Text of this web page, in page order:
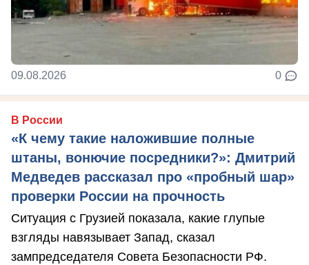
09.08.2026 0
В России
«К чему такие наложившие полные
штаны, вонючие посредники?»: Дмитрий
Медведев рассказал про «пробный шар»
проверки России на прочность
Ситуация с Грузией показала, какие глупые
взгляды навязывает Запад, сказал
зампредседателя Совета Безопасности РФ.